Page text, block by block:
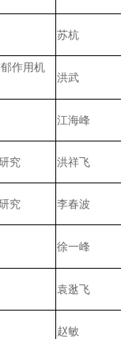
苏杭
作用机
洪武
江海峰
究 洪祥飞
究 李春波
徐一峰
袁逖飞
赵敏